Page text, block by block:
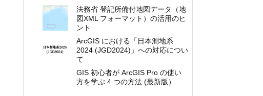
法務省 登記所備付地図データ（地
図XML フォーマット）の活用のヒ
ント
ArcGIS における「日本測地系
2024 (JGD2024)」への対応につい
て
GIS 初心者が ArcGIS Pro の使い
方を学ぶ 4 つの方法 (最新版）